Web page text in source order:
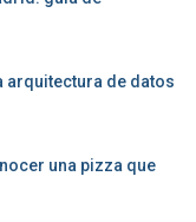
arquitectura de datos
una pizza que